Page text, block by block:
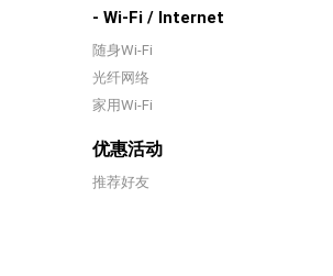
- Wi-Fi / Internet
随身Wi-Fi
光纤网络
家用Wi-Fi
优惠活动
推荐好友